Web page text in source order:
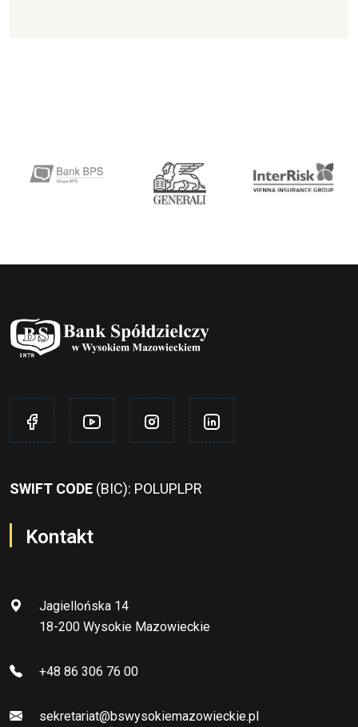
SWIFT CODE (BIC): POLUPLPR
Kontakt
Jagiellońska 14
18-200 Wysokie Mazowieckie
+48 86 306 76 00
sekretariat@bswysokiemazowieckie.pl